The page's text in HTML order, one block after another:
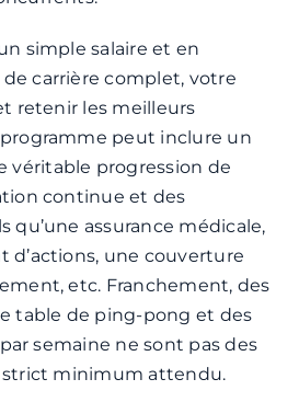
simple salaire et en
carrière complet, votre
retenir les meilleurs
programme peut inclure un
véritable progression de
continue et des
qu’une assurance médicale,
d’actions, une couverture
etc. Franchement, des
table de ping-pong et des
semaine ne sont pas des
strict minimum attendu.